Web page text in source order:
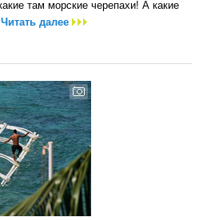
там морские черепахи! А какие
Читать далее